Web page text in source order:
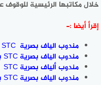
خلال مكاتبها الرئيسية
إقرأ أيضا :-
مندوب الياف بصرية STC بالمدينة
مندوب الياف بصرية STC بجده
مندوب ألياف بصرية STC بتبوك
مندوب الياف بصرية STC بالجبيل